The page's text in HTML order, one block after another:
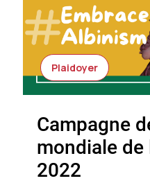
Plaidoyer
Campagne
mondiale
2022